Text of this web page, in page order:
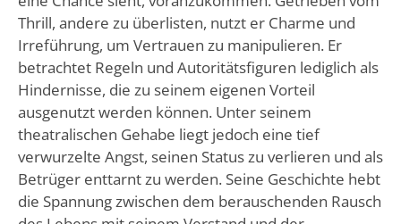
Thrill, andere zu überlisten, nutzt er Charme und
Irreführung, um Vertrauen zu manipulieren. Er
betrachtet Regeln und Autoritätsfiguren lediglich als
Hindernisse, die zu seinem eigenen Vorteil
ausgenutzt werden können. Unter seinem
theatralischen Gehabe liegt jedoch eine tief
verwurzelte Angst, seinen Status zu verlieren und als
Betrüger enttarnt zu werden. Seine Geschichte hebt
die Spannung zwischen dem berauschenden Rausch